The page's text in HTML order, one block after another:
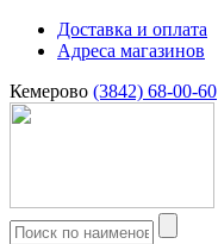
Доставка и оплата
Адреса магазинов
Кемерово (3842) 68-00-60